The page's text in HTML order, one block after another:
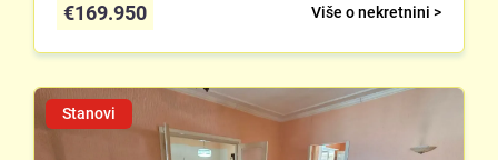
Više o nekretnini >
€169.950
Stanovi